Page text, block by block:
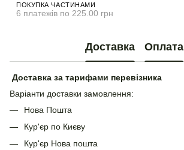
ПОКУПКА ЧАСТИНАМИ
6 платежів по 225.00 грн
Доставка Оплата
Доставка за тарифами перевізника
Варіанти доставки замовлення:
Нова Пошта
Кур'єр по Києву
Кур'єр Нова пошта